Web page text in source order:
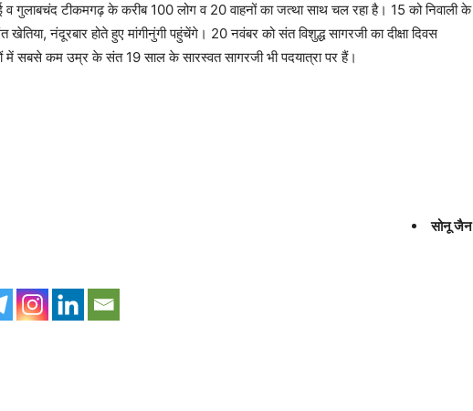
व गुलाबचंद टीकमगढ़ के करीब 100 लोग व 20 वाहनों का जत्था साथ चल रहा है। 15 को निवाली के
नंदूरबार होते हुए मांगीनुंगी पहुंचेंगे। 20 नवंबर को संत विशुद्ध सागरजी का दीक्षा दिवस
में सबसे कम उम्र के संत 19 साल के सारस्वत सागरजी भी पदयात्रा पर हैं।
सोनू जैन